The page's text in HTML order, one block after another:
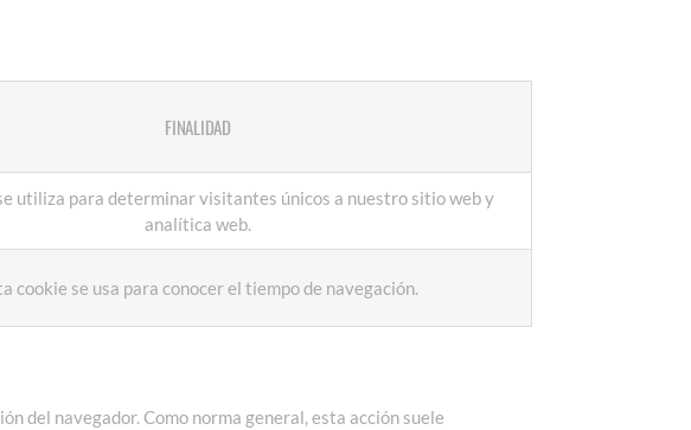
FINALIDAD
utiliza para determinar visitantes únicos a nuestro sitio web y
analítica web.
cookie se usa para conocer el tiempo de navegación.
del navegador. Como norma general, esta acción suele